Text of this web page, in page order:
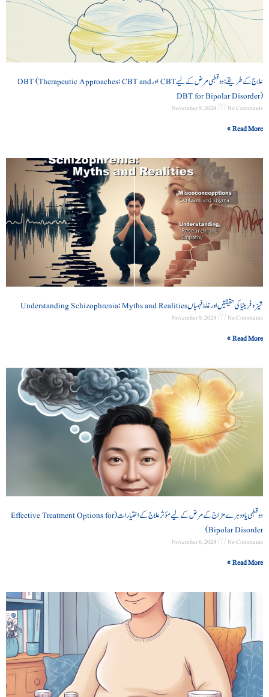
علاج کے طریقے: دو قطبی مرض کے لیے CBT اور DBT (Therapeutic Approaches: CBT and
DBT for Bipolar Disorder)
November 9, 2024 No Comments
Read More »
شیزوفرینیا کی حقیقتیں اور غلط فہمیاں Understanding Schizophrenia: Myths and Realities
November 9, 2024 No Comments
Read More »
دو قطبی یا دوہرے مزاج کے مرض کے لیے مؤثر علاج کے اختیارات (Effective Treatment Options for
Bipolar Disorder)
November 6, 2024 No Comments
Read More »